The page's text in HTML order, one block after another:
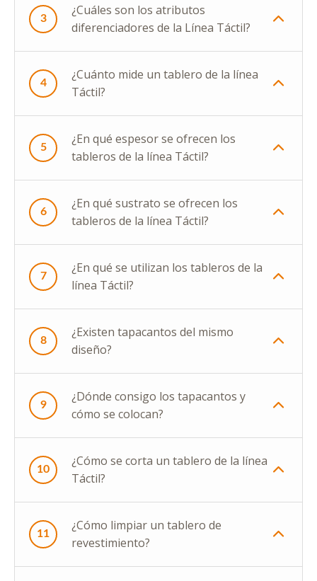
3
¿Cuáles son los atributos
diferenciadores de la Línea Táctil?
4
¿Cuánto mide un tablero de la línea
Táctil?
5
¿En qué espesor se ofrecen los
tableros de la línea Táctil?
6
¿En qué sustrato se ofrecen los
tableros de la línea Táctil?
7
¿En qué se utilizan los tableros de la
línea Táctil?
8
¿Existen tapacantos del mismo
diseño?
9
¿Dónde consigo los tapacantos y
cómo se colocan?
10
¿Cómo se corta un tablero de la línea
Táctil?
11
¿Cómo limpiar un tablero de
revestimiento?